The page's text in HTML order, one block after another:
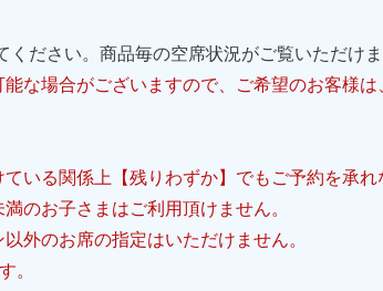
ださい。商品毎の空席状況がご覧いただけま
な場合がございますので、ご希望のお客様
いる関係上【残りわずか】でもご予約を承れ
のお子さまはご利用頂けません。
外のお席の指定はいただけません。
。